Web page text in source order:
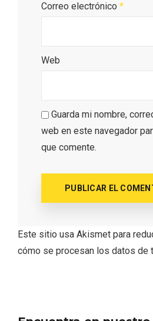
Correo electrónico *
Web
Guarda mi nombre,
web en este navegador
que comente.
Este sitio usa Akismet para
cómo se procesan los datos de
Noche de Terror en las